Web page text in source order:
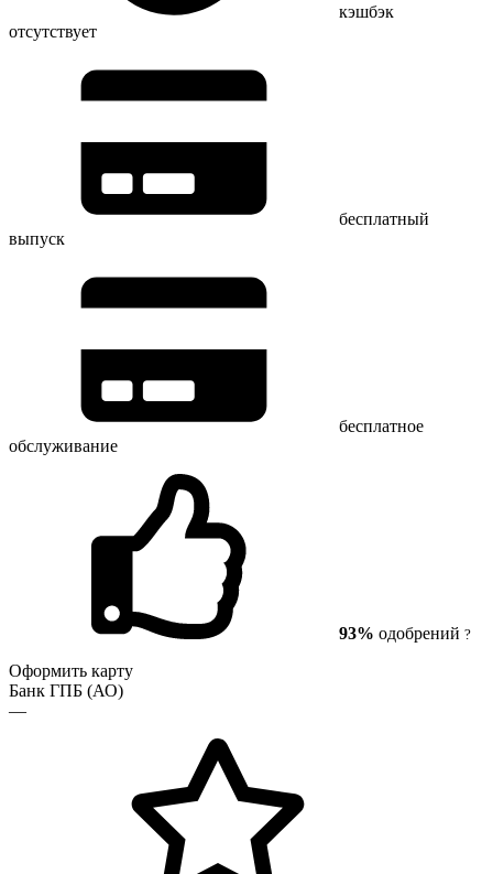
кэшбэк
отсутствует
бесплатный
выпуск
бесплатное
обслуживание
93% одобрений ?
Оформить карту
Банк ГПБ (АО)
—